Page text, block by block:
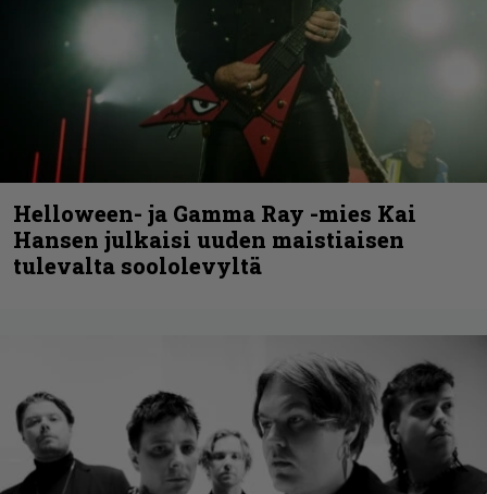
Helloween- ja Gamma Ray -mies Kai
Hansen julkaisi uuden maistiaisen
tulevalta soololevyltä